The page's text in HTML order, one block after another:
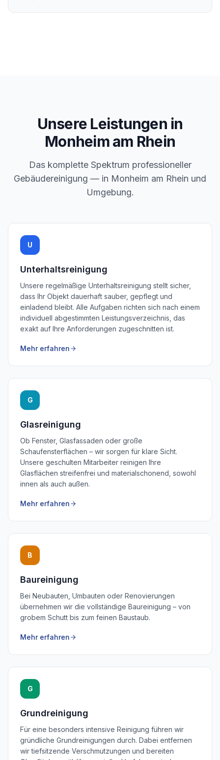
Unsere Leistungen in
Monheim am Rhein
Das komplette Spektrum professioneller
Gebäudereinigung — in Monheim am Rhein und
Umgebung.
U
Unterhaltsreinigung
Unsere regelmäßige Unterhaltsreinigung stellt sicher,
dass Ihr Objekt dauerhaft sauber, gepflegt und
einladend bleibt. Alle Aufgaben richten sich nach einem
individuell abgestimmten Leistungsverzeichnis, das
exakt auf Ihre Anforderungen zugeschnitten ist.
Mehr erfahren
G
Glasreinigung
Ob Fenster, Glasfassaden oder große
Schaufensterflächen – wir sorgen für klare Sicht.
Unsere geschulten Mitarbeiter reinigen Ihre
Glasflächen streifenfrei und materialschonend, sowohl
innen als auch außen.
Mehr erfahren
B
Baureinigung
Bei Neubauten, Umbauten oder Renovierungen
übernehmen wir die vollständige Baureinigung – von
grobem Schutt bis zum feinen Baustaub.
Mehr erfahren
G
Grundreinigung
Für eine besonders intensive Reinigung führen wir
gründliche Grundreinigungen durch. Dabei entfernen
wir tiefsitzende Verschmutzungen und bereiten